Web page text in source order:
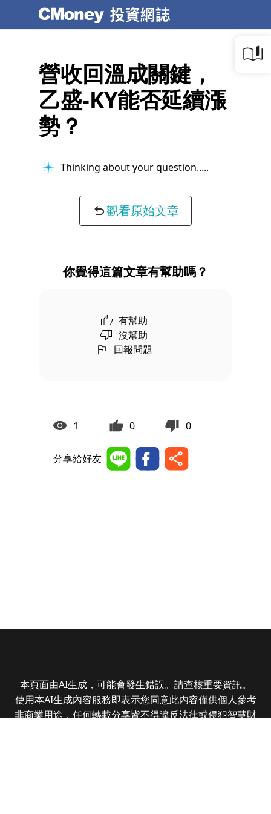
營收回溫成關鍵，
乙盛-KY能否延續漲
勢？
Thinking about your question...
觀看原始文章
你覺得這篇文章有幫助嗎？
有幫助
沒幫助
回報問題
1 0 0
分享給好友
本頁面由AI生成，可能會發生錯誤。請查核重要資訊。
使用本AI生成內容服務即表示您同意此內容僅供個人參考
非商業用途，任何轉載分享皆不得違反法律或侵犯智慧財